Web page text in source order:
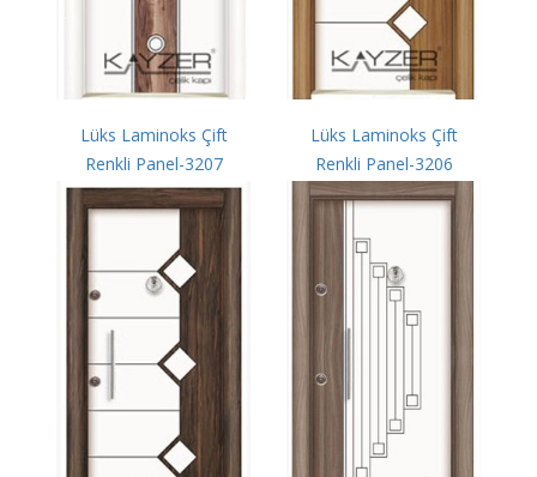
Lüks Laminoks Çift
Renkli Panel-3207
Lüks Laminoks Çift
Renkli Panel-3206